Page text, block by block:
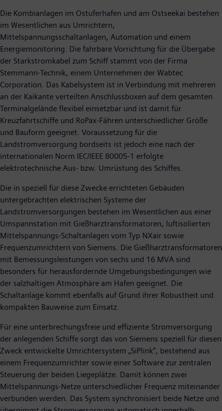
Die Kombianlagen im Ostuferhafen und am Ostseekai bestehen
im Wesentlichen aus Umrichtern,
Mittelspannungsschaltanlagen, Automation und einem
Energiemonitoring. Die fahrbare Vorrichtung für die Übergabe
der Starkstromkabel zum Schiff stammt von der Firma
Stemmann-Technik, einem Unternehmen der Wabtec
Corporation. Das Kabelsystem ist in Verbindung mit mehreren
an der Kaikante verteilten Anschlussboxen auf dem gesamten
Terminalgelände flexibel einsetzbar und ist damit für
Kreuzfahrtschiffe und RoPax-Fähren unterschiedlicher Größe
und Bauform geeignet. Voraussetzung für die
Landstromversorgung bordseits ist jedoch eine nach der
internationalen Norm IEC/IEEE 80005-1 erfolgte
elektrotechnische Aus- bzw. Umrüstung des Schiffes.
Die in speziell für diese Zwecke errichteten Gebäuden
untergebrachten elektrischen Systeme der
Landstromversorgungen bestehen im Wesentlichen aus einer
Umspannstation mit Gießharztransformatoren, luftisolierten
Mittelspannungs-Schaltanlagen vom Typ NXair sowie
Frequenzumrichtern von Siemens. Die Gießharztransformatoren
mit Bemessungsleistungen von sechs und 16 MVA sind
besonders für herausfordernde Umgebungsbedingungen wie
der salzhaltigen Atmosphäre am Hafen geeignet. Die
Schaltanlage kommt ebenfalls auf Grund ihrer Robustheit und
kompakten Bauweise zum Einsatz.
Für eine unterbrechungsfreie und effiziente Stromversorgung
der anlegenden Schiffe sorgt das von Siemens speziell für diesen
Zweck entwickelte Umrichtersystem „SiPlink“, bestehend aus
einem Frequenzumrichter sowie einer Software zur zentralen
Steuerung der beiden Liegeplätze. Damit können zwei
Mittelspannungs-Netze unterschiedlicher Frequenz miteinander
verbunden werden. Das System synchronisiert beide Netze und